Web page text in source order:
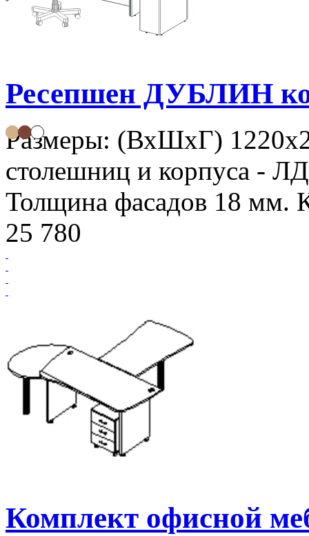
Ресепшен ДУБЛИН
Размеры: (ВхШхГ)
столешниц и корпуса -
Толщина фасадов 18 мм.
25 780
Комплект офисной